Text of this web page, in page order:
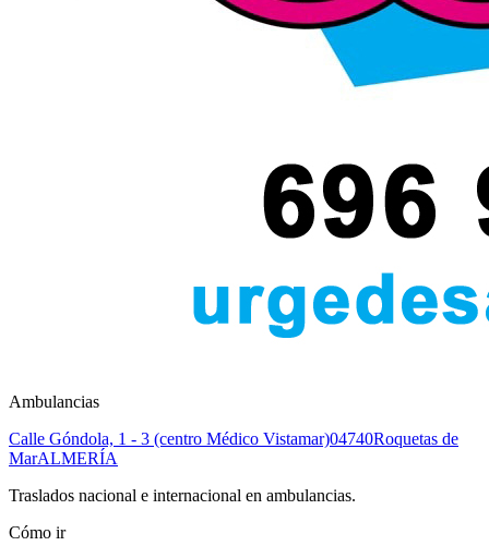
Ambulancias
Calle Góndola, 1 - 3 (centro Médico Vistamar)04740Roquetas de
MarALMERÍA
Traslados nacional e internacional en ambulancias.
Cómo ir